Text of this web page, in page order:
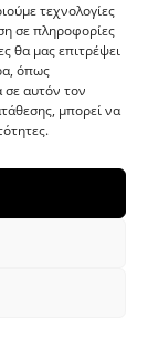
τεχνολογίες
σε πληροφορίες
θα μας επιτρέψει
όπως
σε αυτόν τον
μπορεί να